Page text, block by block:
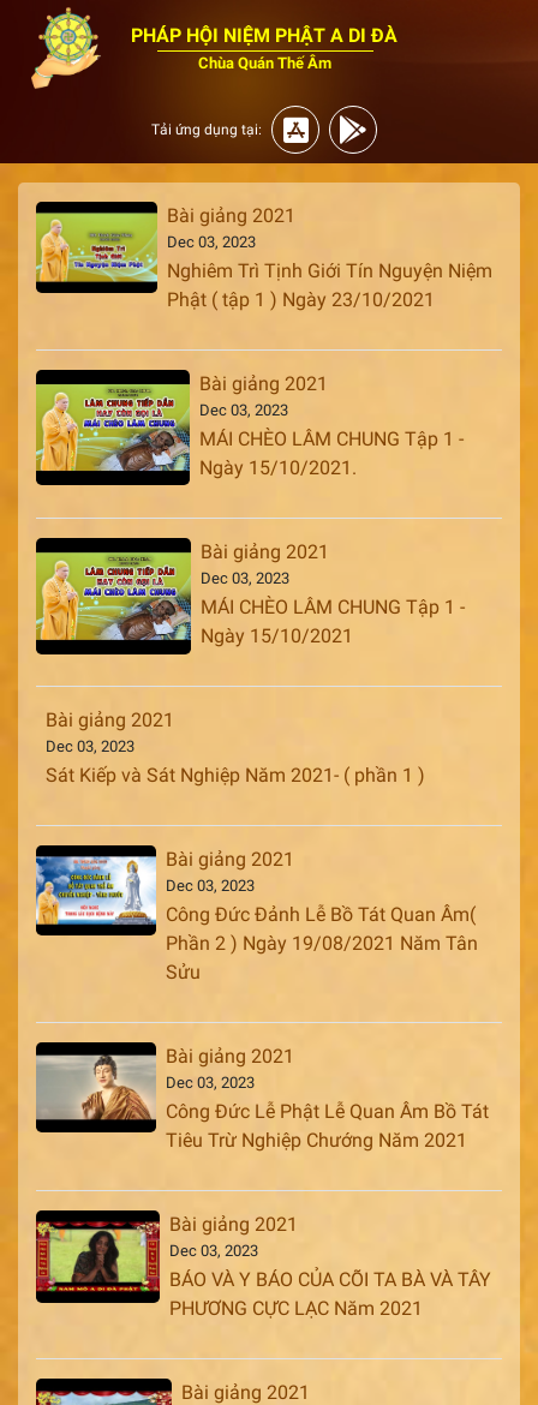
PHÁP HỘI NIỆM PHẬT A DI ĐÀ
Chùa Quán Thế Âm
Tải ứng dụng tại:
Bài giảng 2021
Dec 03, 2023
Nghiêm Trì Tịnh Giới Tín Nguyện Niệm
Phật ( tập 1 ) Ngày 23/10/2021
Bài giảng 2021
Dec 03, 2023
MÁI CHÈO LÂM CHUNG Tập 1 -
Ngày 15/10/2021.
Bài giảng 2021
Dec 03, 2023
MÁI CHÈO LÂM CHUNG Tập 1 -
Ngày 15/10/2021
Bài giảng 2021
Dec 03, 2023
Sát Kiếp và Sát Nghiệp Năm 2021- ( phần 1 )
Bài giảng 2021
Dec 03, 2023
Công Đức Đảnh Lễ Bồ Tát Quan Âm(
Phần 2 ) Ngày 19/08/2021 Năm Tân
Sửu
Bài giảng 2021
Dec 03, 2023
Công Đức Lễ Phật Lễ Quan Âm Bồ Tát
Tiêu Trừ Nghiệp Chướng Năm 2021
Bài giảng 2021
Dec 03, 2023
BÁO VÀ Y BÁO CỦA CÕI TA BÀ VÀ TÂY
PHƯƠNG CỰC LẠC Năm 2021
Bài giảng 2021